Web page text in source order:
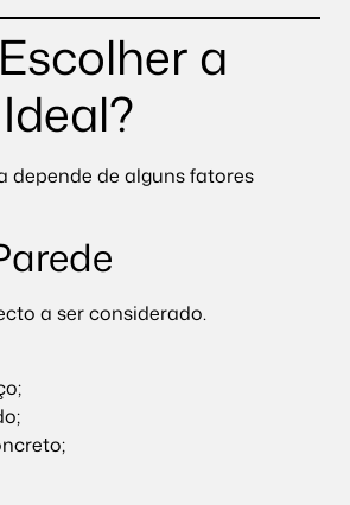
a
depende de alguns fatores
a ser considerado.